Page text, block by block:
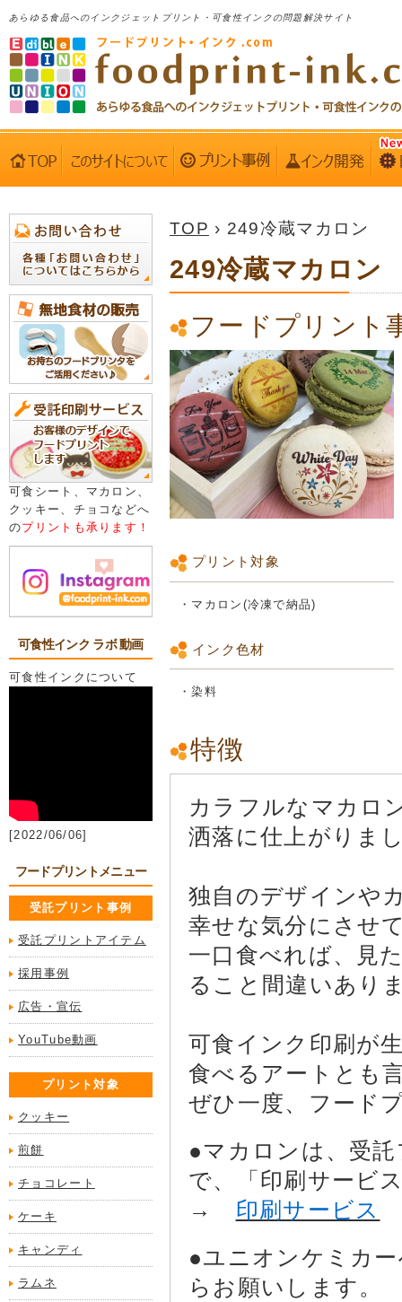
あらゆる食品へのインクジェットプリント・可食性インクの問題解決サイト
可食シート、マカロン、
クッキー、チョコなどへ
のプリントも承ります！
可食性インク ラボ 動画
可食性インクについて
[2022/06/06]
フードプリントメニュー
受託プリント事例
受託プリントアイテム
採用事例
広告・宣伝
YouTube動画
プリント対象
クッキー
煎餅
チョコレート
ケーキ
キャンディ
ラムネ
TOP › 249冷蔵マカロン
249冷蔵マカロン
フードプリント
プリント対象
・マカロン(冷凍で納品)
インク色材
・染料
特徴
カラフルなマカロ
洒落に仕上がりま
独自のデザインや
幸せな気分にさせ
一口食べれば、見
ること間違いあり
可食インク印刷が
食べるアートとも
ぜひ一度、フード
●マカロンは、受
で、「印刷サービ
→ 印刷サービス
●ユニオンケミカ
らお願いします。